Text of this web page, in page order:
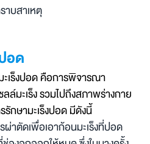
าบสาเหตุ
อด
ร็งปอด คือการพิจารณา
ลล์มะเร็ง รวมไปถึงสภาพร่างกาย
รักษามะเร็งปอด มีดังนี้
ผ่าตัดเพื่อเอาก้อนมะเร็งที่ปอด